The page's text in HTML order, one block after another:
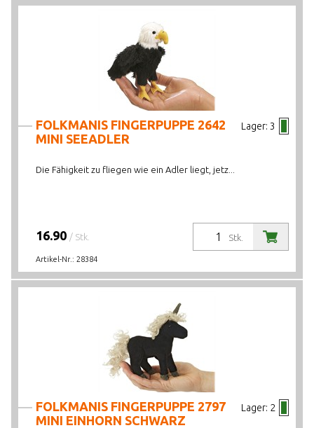
Lager: 3
FOLKMANIS FINGERPUPPE 2642
MINI SEEADLER
Die Fähigkeit zu fliegen wie ein Adler liegt, jetz...
Stk.
16.90 / Stk.
Artikel-Nr.: 28384
Lager: 2
FOLKMANIS FINGERPUPPE 2797
MINI EINHORN SCHWARZ